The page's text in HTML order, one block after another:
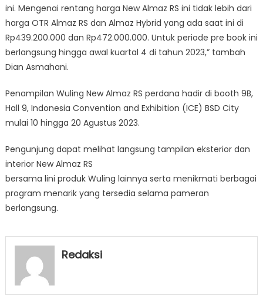
ini. Mengenai rentang harga New Almaz RS ini tidak lebih dari
harga OTR Almaz RS dan Almaz Hybrid yang ada saat ini di
Rp439.200.000 dan Rp472.000.000. Untuk periode pre book ini
berlangsung hingga awal kuartal 4 di tahun 2023,” tambah
Dian Asmahani.
Penampilan Wuling New Almaz RS perdana hadir di booth 9B,
Hall 9, Indonesia Convention and Exhibition (ICE) BSD City
mulai 10 hingga 20 Agustus 2023.
Pengunjung dapat melihat langsung tampilan eksterior dan
interior New Almaz RS
bersama lini produk Wuling lainnya serta menikmati berbagai
program menarik yang tersedia selama pameran
berlangsung.
Redaksi